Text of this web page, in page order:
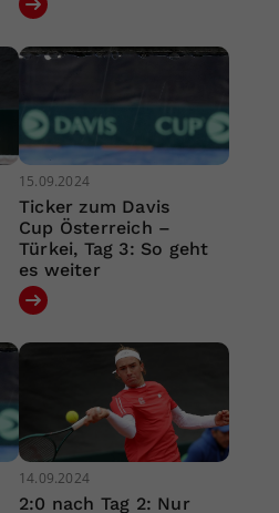
15.09.2024
Ticker zum Davis
Cup Österreich –
Türkei, Tag 3: So geht
es weiter
14.09.2024
2:0 nach Tag 2: Nur